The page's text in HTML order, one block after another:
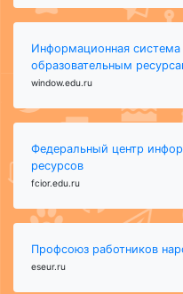
Информационная
образовательным
window.edu.ru
Федеральный центр
ресурсов
fcior.edu.ru
Профсоюз работников
eseur.ru